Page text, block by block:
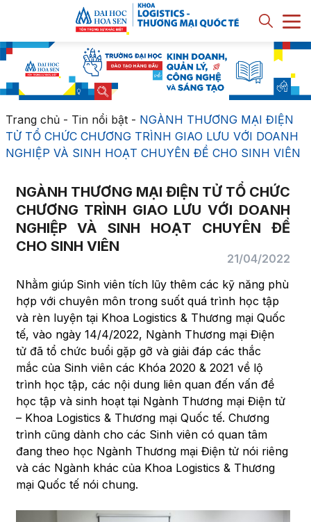
Trang chủ- Tin nổi bật- NGÀNH THƯƠNG MẠI ĐIỆN
TỬ TỔ CHỨC CHƯƠNG TRÌNH GIAO LƯU VỚI DOANH
NGHIỆP VÀ SINH HOẠT CHUYÊN ĐỀ CHO SINH VIÊN
NGÀNH THƯƠNG MẠI ĐIỆN TỬ TỔ CHỨC
CHƯƠNG TRÌNH GIAO LƯU VỚI DOANH
NGHIỆP VÀ SINH HOẠT CHUYÊN ĐỀ
CHO SINH VIÊN
21/04/2022
Nhằm giúp Sinh viên tích lũy thêm các kỹ năng phù
hợp với chuyên môn trong suốt quá trình học tập
và rèn luyện tại Khoa Logistics & Thương mại Quốc
tế, vào ngày 14/4/2022, Ngành Thương mại Điện
tử đã tổ chức buổi gặp gỡ và giải đáp các thắc
mắc của Sinh viên các Khóa 2020 & 2021 về lộ
trình học tập, các nội dung liên quan đến vấn đề
học tập và sinh hoạt tại Ngành Thương mại Điện tử
– Khoa Logistics & Thương mại Quốc tế. Chương
trình cũng dành cho các Sinh viên có quan tâm
đang theo học Ngành Thương mại Điện tử nói riêng
và các Ngành khác của Khoa Logistics & Thương
mại Quốc tế nói chung.